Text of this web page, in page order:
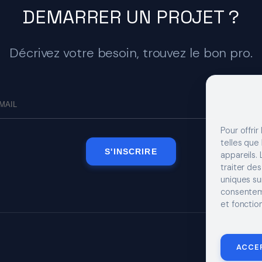
Pour offrir
telles que
appareils.
traiter
uniques
et
DEMARRER UN PROJET ?
Décrivez votre besoin, trouvez le bon pro.
S'INSCRIRE
MENTIONS